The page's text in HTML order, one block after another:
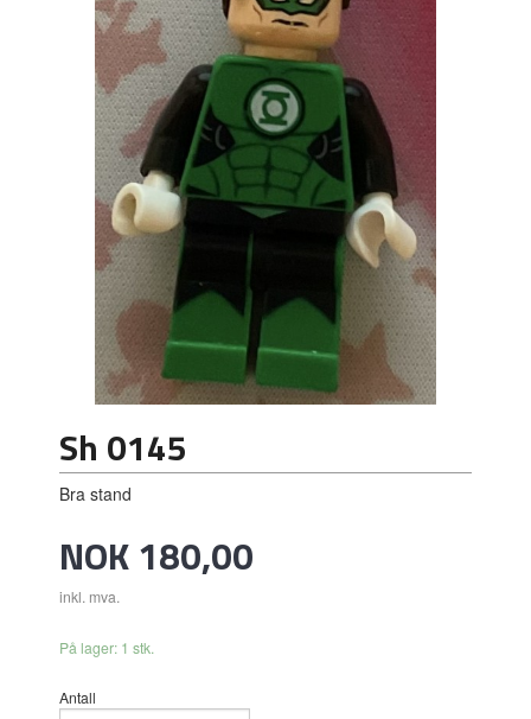
Sh 0145
Bra stand
Pris
NOK180,00
inkl. mva.
På lager: 1 stk.
Antall